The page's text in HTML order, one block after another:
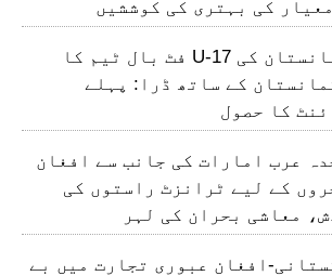
کی بہتری کی کوششیں
افغانستان کی U-17 فٹ بال ٹیم کا
کے ساتھ ڈرا: پہلے
کا حصول
عرب امارات کی جانب سے افغان
کے لیے ٹرانزٹ راستوں کی
معاشی بحران کی لہر
افغان عبوری تجارت میں بے